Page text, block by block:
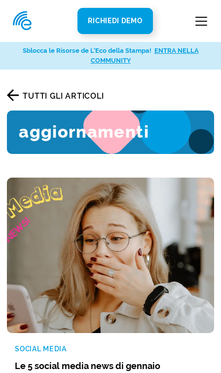
RICHIEDI DEMO
TUTTI GLI ARTICOLI
aggiornamenti
SOCIAL MEDIA
Le 5 social media news di gennaio
Sblocca le Risorse de L’Eco della Stampa! ENTRA NELLA
COMMUNITY